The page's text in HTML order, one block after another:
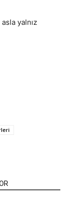
yalnız